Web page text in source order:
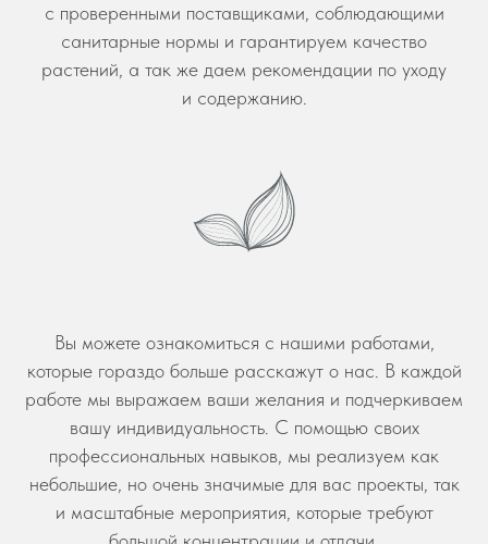
с проверенными поставщиками, соблюдающими
санитарные нормы и гарантируем качество
растений, а так же даем рекомендации по уходу
и содержанию.
Вы можете ознакомиться с нашими работами,
которые гораздо больше расскажут о нас. В каждой
работе мы выражаем ваши желания и подчеркиваем
вашу индивидуальность. С помощью своих
профессиональных навыков, мы реализуем как
небольшие, но очень значимые для вас проекты, так
и масштабные мероприятия, которые требуют